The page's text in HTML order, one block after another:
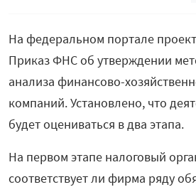
На федеральном портале
Приказ ФНС об утверждении
анализа финансово-
компаний. Установлено, что
будет оцениваться в два этапа.
На первом этапе налоговый
соответствует ли фирма ряду